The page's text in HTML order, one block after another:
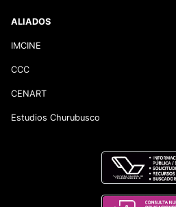
ALIADOS
IMCINE
CCC
CENART
Estudios Churubusco